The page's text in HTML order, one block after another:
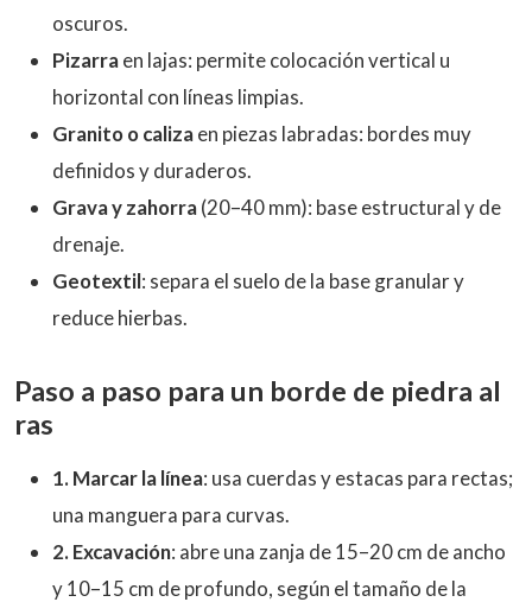
oscuros.
Pizarraen lajas: permite colocación vertical u
horizontal con líneas limpias.
Granito o calizaen piezas labradas: bordes muy
definidos y duraderos.
Grava y zahorra(20–40 mm): base estructural y de
drenaje.
Geotextil: separa el suelo de la base granular y
reduce hierbas.
Paso a paso para un borde de piedra al
ras
1. Marcar la línea: usa cuerdas y estacas para rectas;
una manguera para curvas.
2. Excavación: abre una zanja de 15–20 cm de ancho
y 10–15 cm de profundo, según el tamaño de la